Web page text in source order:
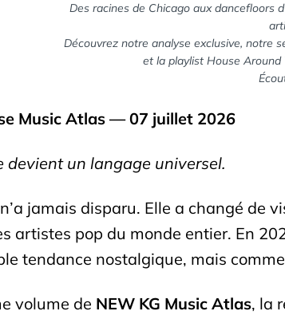
Des racines de Chicago aux dancefloors
Découvrez notre analyse exclusive, notre
et la playlist House Around
Music Atlas — 07 juillet 2026
devient un langage universel.
jamais disparu. Elle a changé de
artistes pop du monde entier. En
tendance nostalgique, mais
volume de NEW KG Music Atlas, la